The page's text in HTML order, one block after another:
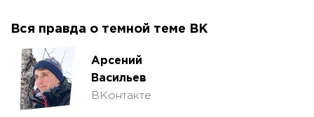
Вся правда о темной теме ВК
Арсений
Васильев
ВКонтакте